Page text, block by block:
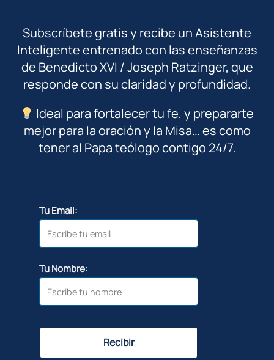
Subscríbete gratis y recibe un Asistente
Inteligente entrenado con las enseñanzas
de Benedicto XVI / Joseph Ratzinger, que
responde con su claridad y profundidad.
Ideal para fortalecer tu fe, y prepararte
mejor para la oración y la Misa… es como
tener al Papa teólogo contigo 24/7.
Tu Email:
Tu Nombre:
Recibir